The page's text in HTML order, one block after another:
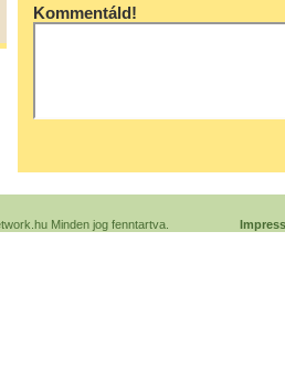
Kommentáld!
Minden jog fenntartva.